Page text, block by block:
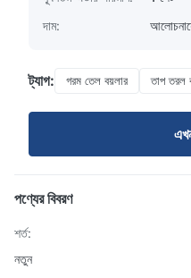
দাম:
ট্যাগ: গরম তেল বয়লার তাপ তরল
পণ্যের বিবরণ
শর্ত:
নতুন